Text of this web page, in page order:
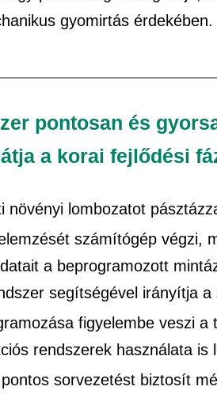
gyomirtás érdekében.
pontosan és
a korai fejlődési
növényi lombozatot
számítógép végzi,
a beprogramozott
segítségével irányítja
figyelembe veszi
rendszerek használata is
sorvezetést biztosít